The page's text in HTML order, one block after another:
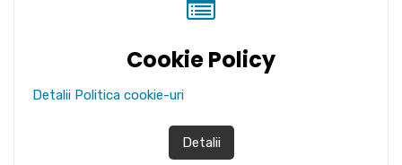
Cookie Policy
Detalii Politica cookie-uri
Detalii